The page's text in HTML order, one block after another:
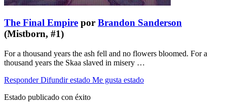
The Final Empire por Brandon Sanderson
(Mistborn, #1)
For a thousand years the ash fell and no flowers bloomed. For a
thousand years the Skaa slaved in misery …
Responder Difundir estado Me gusta estado
Estado publicado con éxito